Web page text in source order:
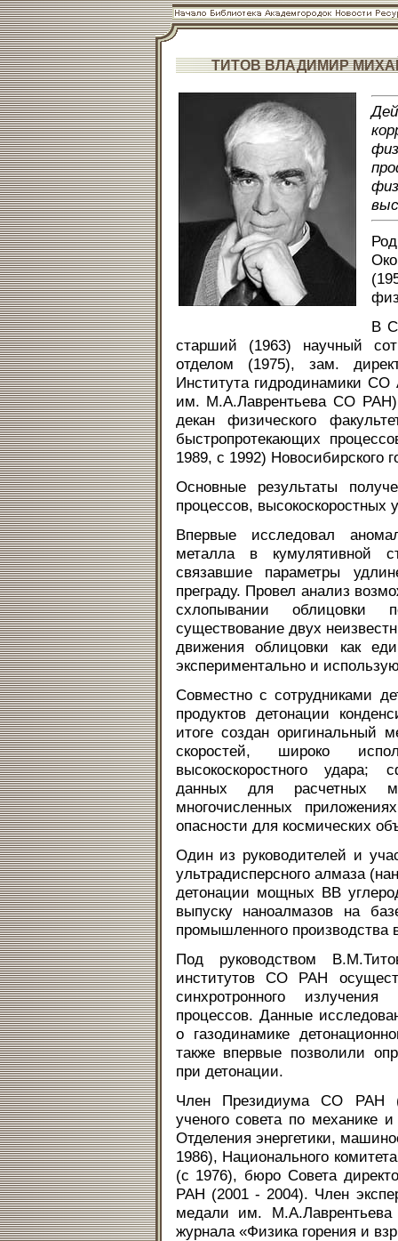
ТИТОВ ВЛАДИМИР
В
старший (1963) научный
отделом (1975), зам.
Института гидродинамики
им. М.А.Лаврентьева СО
декан физического
быстропротекающих
1989, с 1992) Новосибирского
Основные результаты
процессов,
Впервые исследовал
металла в кумулятивной
связавшие параметры
преграду. Провел анализ
схлопывании
существование двух
движения облицовки как
экспериментально и
Совместно с сотрудниками
продуктов детонации
итоге создан оригинальный
скоростей, широко
высокоскоростного удара;
данных для расчетных
многочисленных
опасности для космических
Один из руководителей и
ультрадисперсного алмаза
детонации мощных ВВ
выпуску наноалмазов на
промышленного производства
Под руководством
институтов СО РАН
синхротронного
процессов. Данные
о газодинамике
также впервые позволили
при детонации.
Член Президиума СО РАН
ученого совета по
Отделения энергетики,
1986), Национального
(с 1976), бюро Совета
РАН (2001 - 2004). Член
медали им.
журнала «Физика горения и